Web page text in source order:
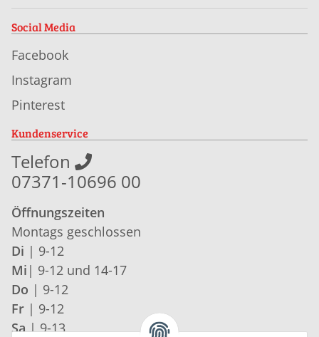
Social Media
Facebook
Instagram
Pinterest
Kundenservice
Telefon
07371-10696 00
Öffnungszeiten
Montags geschlossen
Di | 9-12
Mi | 9-12 und 14-17
Do | 9-12
Fr | 9-12
Sa | 9-13